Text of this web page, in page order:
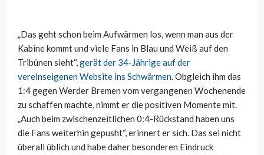
„Das geht schon beim Aufwärmen los, wenn man aus der
Kabine kommt und viele Fans in Blau und Weiß auf den
Tribünen sieht“,gerät der 34-Jährige auf der
vereinseigenen Website ins Schwärmen. Obgleich ihm das
1:4 gegen Werder Bremen vom vergangenen Wochenende
zu schaffen machte, nimmt er die positiven Momente mit.
„Auch beim zwischenzeitlichen 0:4-Rückstand haben uns
die Fans weiterhin gepusht“, erinnert er sich. Das sei nicht
überall üblich und habe daher besonderen Eindruck